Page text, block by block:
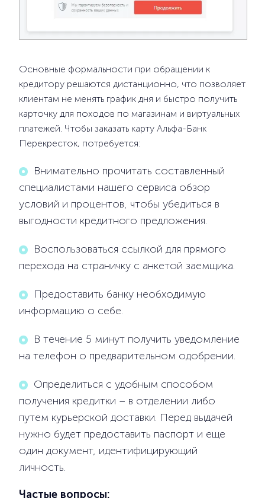
Основные формальности при обращении к
кредитору решаются дистанционно, что позволяет
клиентам не менять график дня и быстро получить
карточку для походов по магазинам и виртуальных
платежей. Чтобы заказать карту Альфа-Банк
Перекресток, потребуется:
Внимательно прочитать составленный
специалистами нашего сервиса обзор
условий и процентов, чтобы убедиться в
выгодности кредитного предложения.
Воспользоваться ссылкой для прямого
перехода на страничку с анкетой заемщика.
Предоставить банку необходимую
информацию о себе.
В течение 5 минут получить уведомление
на телефон о предварительном одобрении.
Определиться с удобным способом
получения кредитки – в отделении либо
путем курьерской доставки. Перед выдачей
нужно будет предоставить паспорт и еще
один документ, идентифицирующий
личность.
Частые вопросы: